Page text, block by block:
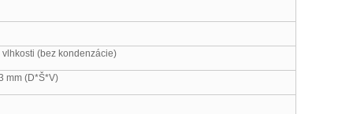
(bez kondenzácie)
mm (D*Š*V)